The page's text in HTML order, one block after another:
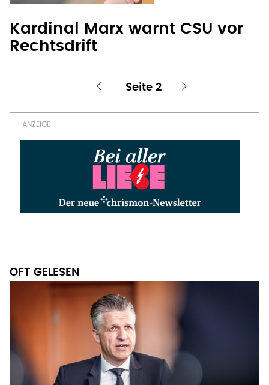
Kardinal Marx warnt CSU vor
Rechtsdrift
Seite 2
nächste Seite ›
OFT GELESEN